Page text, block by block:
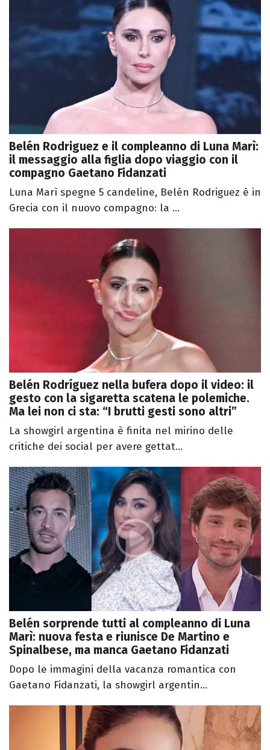
Belén Rodriguez e il compleanno di Luna Marì:
il messaggio alla figlia dopo viaggio con il
compagno Gaetano Fidanzati
Luna Marì spegne 5 candeline, Belén Rodriguez è in
Grecia con il nuovo compagno: la ...
Belén Rodríguez nella bufera dopo il video: il
gesto con la sigaretta scatena le polemiche.
Ma lei non ci sta: “I brutti gesti sono altri”
La showgirl argentina è finita nel mirino delle
critiche dei social per avere gettat...
Belén sorprende tutti al compleanno di Luna
Marì: nuova festa e riunisce De Martino e
Spinalbese, ma manca Gaetano Fidanzati
Dopo le immagini della vacanza romantica con
Gaetano Fidanzati, la showgirl argentin...